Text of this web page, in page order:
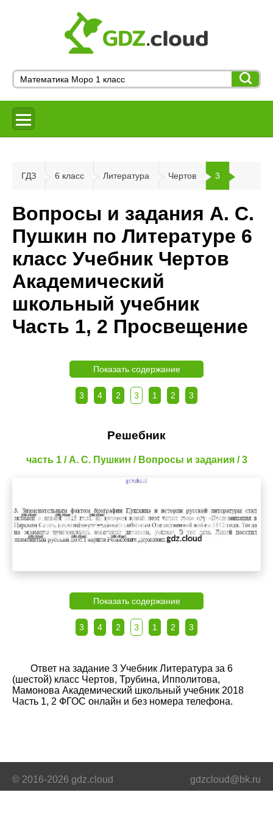
ГДЗ 6 класс Литература Чертов 3
Вопросы и задания А. С.
Пушкин по Литературе 6
класс Учебник Чертов
Академический
школьный учебник
Часть 1, 2 Просвещение
Показать содержание
3 4 2 3 1 2 3
Решебник
часть 1 / А. С. Пушкин / Вопросы и задания / 3
Показать содержание
3 4 2 3 1 2 3
Ответ на задание 3 Учебник Литература за 6
(шестой) класс Чертов, Трубина, Ипполитова,
Мамонова Академический школьный учебник 2018
Часть 1, 2 ФГОС онлайн и без номера телефона.
© 2016-2026 gdz.cloud gdzcloud@bk.ru